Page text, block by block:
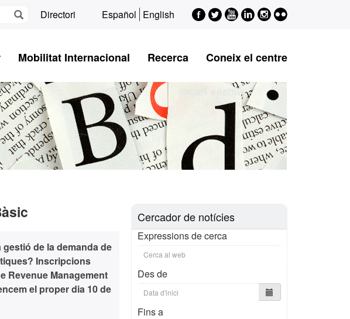
Directori Español English Facebook
Twitter
Youtube
LinkedIn
Instagram
Flickr
Mobilitat Internacional Recerca Coneix el centre
gestió de la demanda de
Inscripcions
Revenue Management
el proper dia 10 de
Cercador de notícies
Expressions de cerca
Des de
Fins a